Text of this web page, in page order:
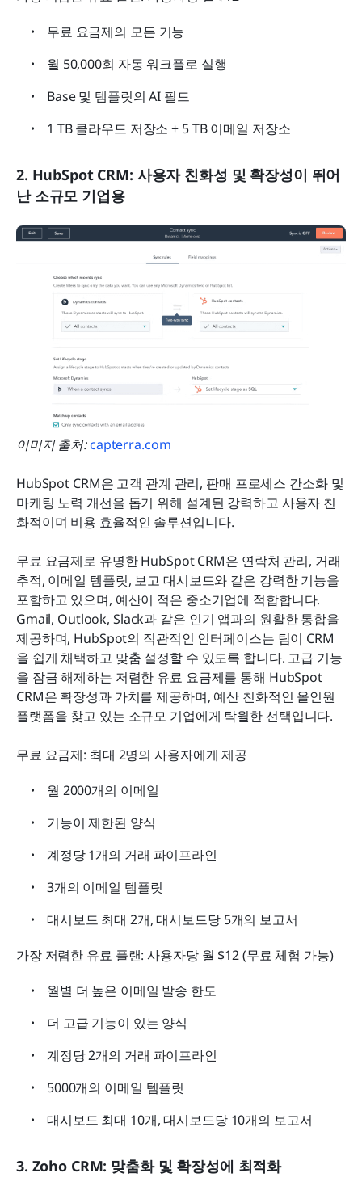
무료 요금제의 모든 기능
월 50,000회 자동 워크플로 실행
Base 및 템플릿의 AI 필드
1 TB 클라우드 저장소 + 5 TB 이메일 저장소
2. HubSpot CRM: 사용자 친화성 및 확장성이 뛰어
난 소규모 기업용
이미지 출처: capterra.com
HubSpot CRM은 고객 관계 관리, 판매 프로세스 간소화 및
마케팅 노력 개선을 돕기 위해 설계된 강력하고 사용자 친
화적이며 비용 효율적인 솔루션입니다.
무료 요금제로 유명한 HubSpot CRM은 연락처 관리, 거래
추적, 이메일 템플릿, 보고 대시보드와 같은 강력한 기능을
포함하고 있으며, 예산이 적은 중소기업에 적합합니다.
Gmail, Outlook, Slack과 같은 인기 앱과의 원활한 통합을
제공하며, HubSpot의 직관적인 인터페이스는 팀이 CRM
을 쉽게 채택하고 맞춤 설정할 수 있도록 합니다. 고급 기능
을 잠금 해제하는 저렴한 유료 요금제를 통해 HubSpot
CRM은 확장성과 가치를 제공하며, 예산 친화적인 올인원
플랫폼을 찾고 있는 소규모 기업에게 탁월한 선택입니다.
무료 요금제: 최대 2명의 사용자에게 제공
월 2000개의 이메일
기능이 제한된 양식
계정당 1개의 거래 파이프라인
3개의 이메일 템플릿
대시보드 최대 2개, 대시보드당 5개의 보고서
가장 저렴한 유료 플랜: 사용자당 월 $12 (무료 체험 가능)
월별 더 높은 이메일 발송 한도
더 고급 기능이 있는 양식
계정당 2개의 거래 파이프라인
5000개의 이메일 템플릿
대시보드 최대 10개, 대시보드당 10개의 보고서
3. Zoho CRM: 맞춤화 및 확장성에 최적화